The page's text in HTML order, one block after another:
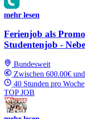
mehr lesen
Ferienjob als
Studentenjob -
Bundesweit
Zwischen 600.00€
40 Stunden pro Woche
TOP JOB